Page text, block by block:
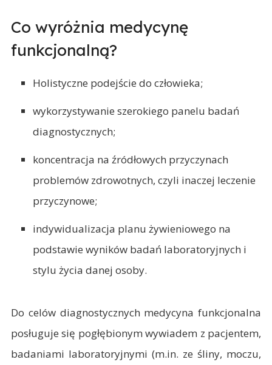
Co wyróżnia medycynę
funkcjonalną?
Holistyczne podejście do człowieka;
wykorzystywanie szerokiego panelu badań
diagnostycznych;
koncentracja na źródłowych przyczynach
problemów zdrowotnych, czyli inaczej leczenie
przyczynowe;
indywidualizacja planu żywieniowego na
podstawie wyników badań laboratoryjnych i
stylu życia danej osoby.
Do celów diagnostycznych medycyna funkcjonalna
posługuje się pogłębionym wywiadem z pacjentem,
badaniami laboratoryjnymi (m.in. ze śliny, moczu,